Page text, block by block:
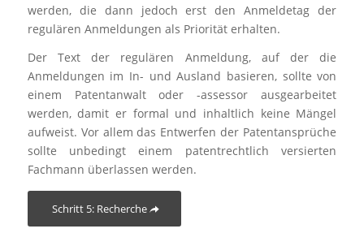
werden, die dann jedoch erst den Anmeldetag der
regulären Anmeldungen als Priorität erhalten.
Der Text der regulären Anmeldung, auf der die
Anmeldungen im In- und Ausland basieren, sollte von
einem Patentanwalt oder -assessor ausgearbeitet
werden, damit er formal und inhaltlich keine Mängel
aufweist. Vor allem das Entwerfen der Patentansprüche
sollte unbedingt einem patentrechtlich versierten
Fachmann überlassen werden.
Schritt 5: Recherche